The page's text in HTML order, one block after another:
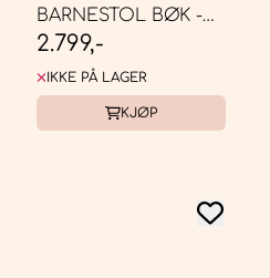
BARNESTOL BØK -
NATUR
2.799,-
IKKE PÅ LAGER
KJØP